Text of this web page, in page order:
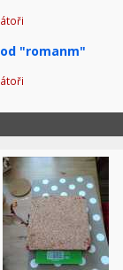
"romanm"